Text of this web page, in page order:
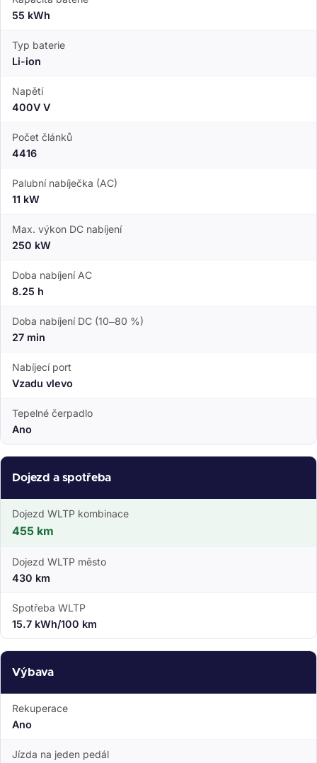
55 kWh
Typ baterie
Li-ion
Napětí
400V V
Počet článků
4416
Palubní nabíječka (AC)
11 kW
Max. výkon DC nabíjení
250 kW
Doba nabíjení AC
8.25 h
Doba nabíjení DC (10–80 %)
27 min
Nabíjecí port
Vzadu vlevo
Tepelné čerpadlo
Ano
Dojezd a spotřeba
Dojezd WLTP kombinace
455 km
Dojezd WLTP město
430 km
Spotřeba WLTP
15.7 kWh/100 km
Výbava
Rekuperace
Ano
Jízda na jeden pedál